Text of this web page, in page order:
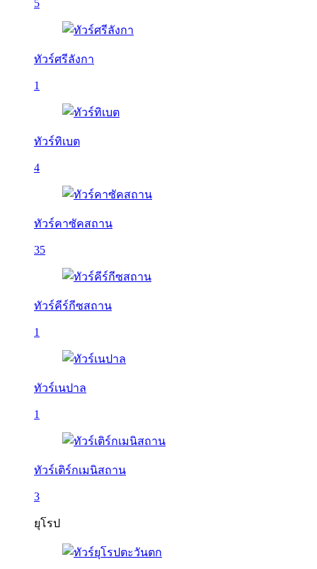
5
ทัวร์ศรีลังกา
1
ทัวร์ทิเบต
4
ทัวร์คาซัคสถาน
35
ทัวร์คีร์กีซสถาน
1
ทัวร์เนปาล
1
ทัวร์เติร์กเมนิสถาน
3
ยุโรป